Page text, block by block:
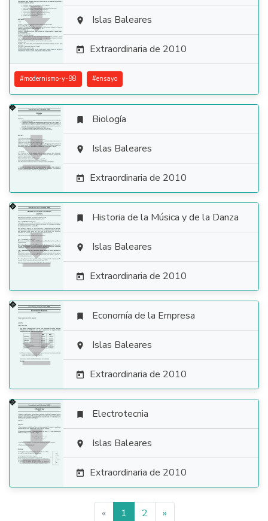
  Islas Baleares
 Extraordinaria de 2010
#modernismo-y-98 #ensayo

 Biología
 Islas Baleares
 Extraordinaria de 2010

 Historia de la Música y de la Danza
 Islas Baleares
 Extraordinaria de 2010

 Economía de la Empresa
 Islas Baleares
 Extraordinaria de 2010

 Electrotecnia
 Islas Baleares
 Extraordinaria de 2010
« 1 2 »